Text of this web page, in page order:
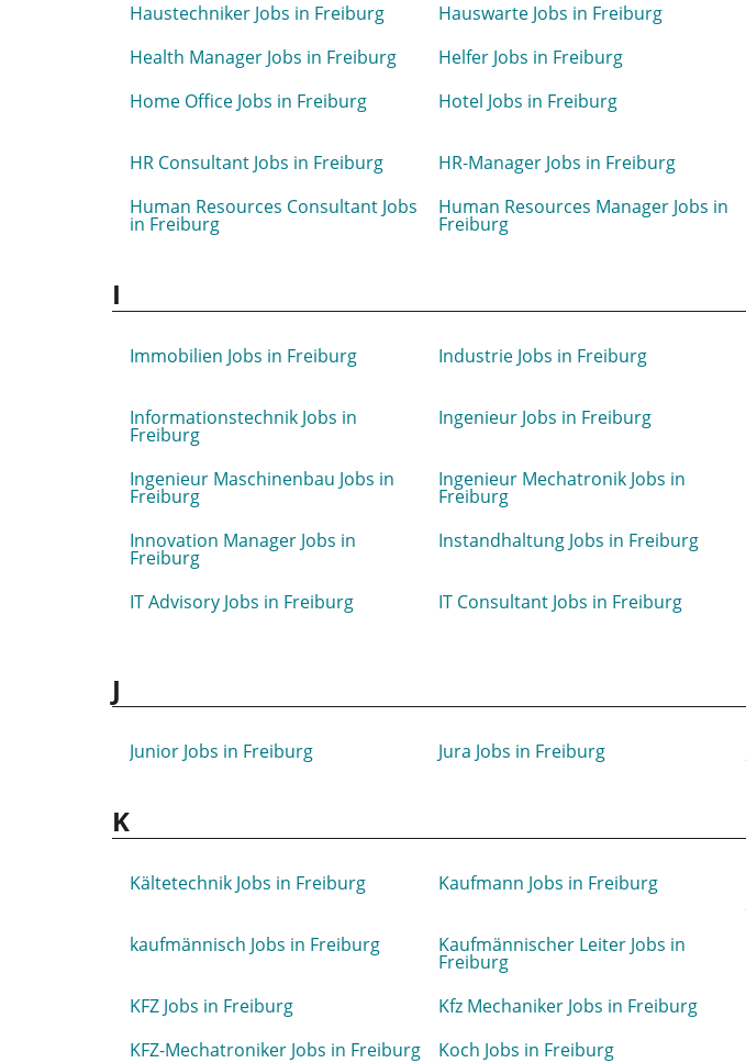
Haustechniker Jobs in Freiburg
Hauswarte Jobs in Freiburg
Health Manager Jobs in Freiburg
Helfer Jobs in Freiburg
Home Office Jobs in Freiburg
Hotel Jobs in Freiburg
HR Consultant Jobs in Freiburg
HR-Manager Jobs in Freiburg
Human Resources Consultant Jobs
in Freiburg
Human Resources Manager Jobs in
Freiburg
I
Immobilien Jobs in Freiburg Industrie Jobs in Freiburg
Informationstechnik Jobs in
Freiburg
Ingenieur Jobs in Freiburg
Ingenieur Maschinenbau Jobs in
Freiburg
Ingenieur Mechatronik Jobs in
Freiburg
Innovation Manager Jobs in
Freiburg
Instandhaltung Jobs in Freiburg
IT Advisory Jobs in Freiburg IT Consultant Jobs in Freiburg
J
Junior Jobs in Freiburg Jura Jobs in Freiburg
K
Kältetechnik Jobs in Freiburg Kaufmann Jobs in Freiburg
kaufmännisch Jobs in Freiburg
Kaufmännischer Leiter Jobs in
Freiburg
KFZ Jobs in Freiburg
Kfz Mechaniker Jobs in Freiburg
KFZ-Mechatroniker Jobs in Freiburg
Koch Jobs in Freiburg